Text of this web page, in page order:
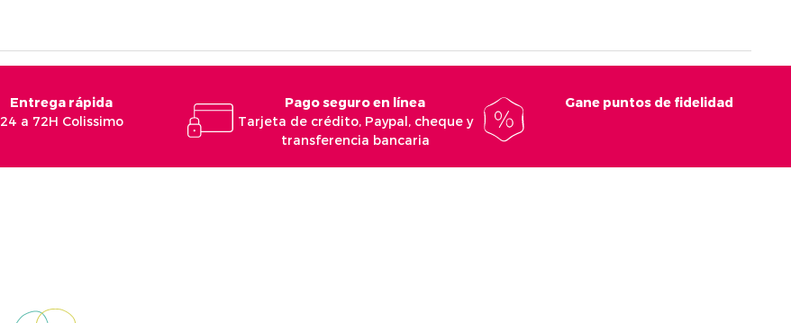
Entrega rápida
24 a 72H Colissimo
Pago seguro en línea
Tarjeta de crédito, Paypal, cheque y
transferencia bancaria
Gane puntos de fidelidad